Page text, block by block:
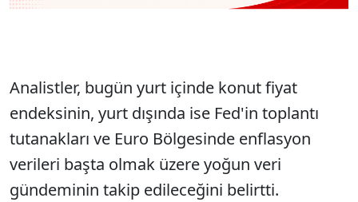
Analistler, bugün yurt içinde konut fiyat
endeksinin, yurt dışında ise Fed'in toplantı
tutanakları ve Euro Bölgesinde enflasyon
verileri başta olmak üzere yoğun veri
gündeminin takip edileceğini belirtti.